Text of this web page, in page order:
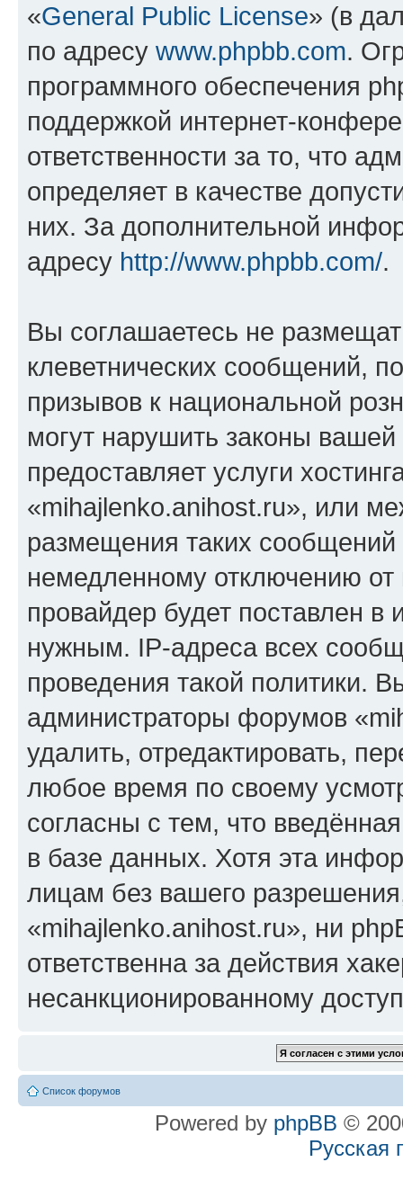
«General Public License» (в
по адресу www.phpbb.com.
программного обеспечения
поддержкой интернет-
ответственности за то, что
определяет в качестве
них. За дополнительной
адресу http://www.phpbb.com/.
Вы соглашаетесь не
клеветнических сообщений,
призывов к национальной
могут нарушить законы
предоставляет услуги
«mihajlenko.anihost.ru», или
размещения таких
немедленному отключению
провайдер будет поставлен в
нужным. IP-адреса всех
проведения такой политики.
администраторы форумов
удалить, отредактировать,
любое время по своему
согласны с тем, что
в базе данных. Хотя эта
лицам без вашего
«mihajlenko.anihost.ru», ни
ответственна за действия
несанкционированному
Список форумов
Powered by phpBB ©
Русская